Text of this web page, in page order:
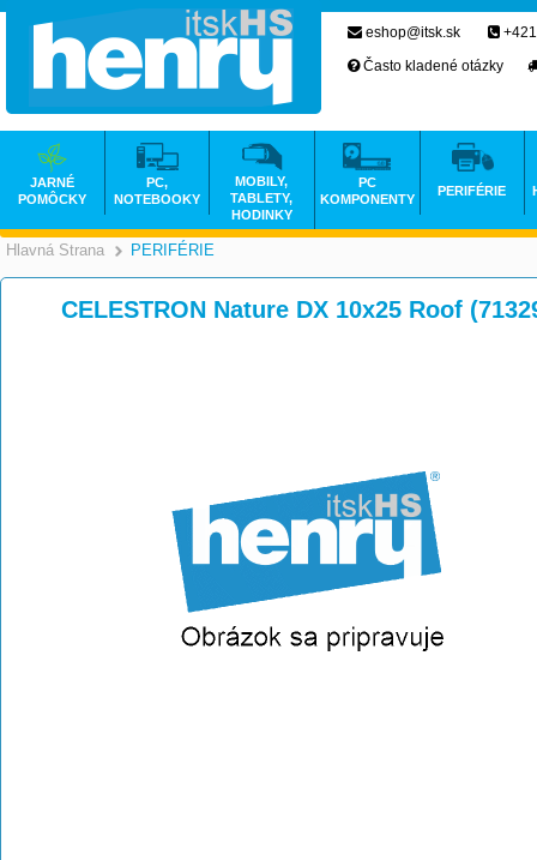
Hlavná Strana >
PERIFÉRIE
CELESTRON Nature DX 10x25 Roof
eshop@itsk.sk
Často kladené otázky
JARNÉ
POMÔCKY
PC,
NOTEBOOKY
MOBILY,
TABLETY,
HODINKY
PC
KOMPONENTY
PERIFÉRIE